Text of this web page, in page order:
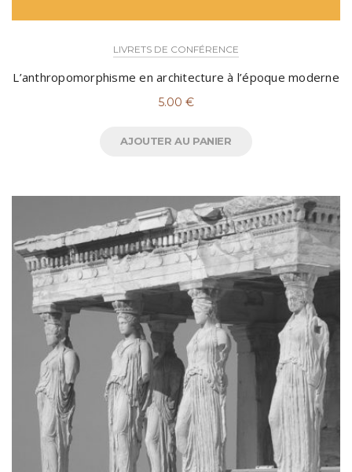
LIVRETS DE CONFÉRENCE
L’anthropomorphisme en architecture à l’époque moderne
5.00 €
AJOUTER AU PANIER